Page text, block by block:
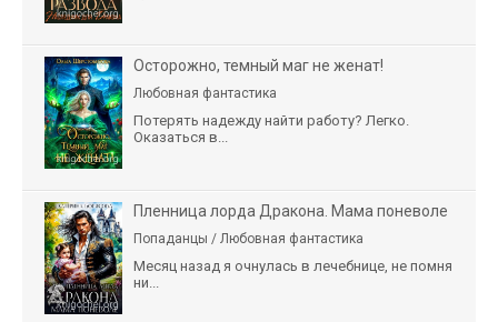
Осторожно, темный маг не женат!
Любовная фантастика
Потерять надежду найти работу? Легко.
Оказаться в...
Пленница лорда Дракона. Мама поневоле
Попаданцы / Любовная фантастика
Месяц назад я очнулась в лечебнице, не помня
ни...